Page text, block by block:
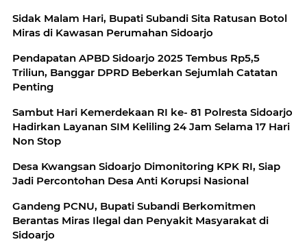
Sidak Malam Hari, Bupati Subandi Sita Ratusan Botol
Miras di Kawasan Perumahan Sidoarjo
Pendapatan APBD Sidoarjo 2025 Tembus Rp5,5
Triliun, Banggar DPRD Beberkan Sejumlah Catatan
Penting
Sambut Hari Kemerdekaan RI ke- 81 Polresta Sidoarjo
Hadirkan Layanan SIM Keliling 24 Jam Selama 17 Hari
Non Stop
Desa Kwangsan Sidoarjo Dimonitoring KPK RI, Siap
Jadi Percontohan Desa Anti Korupsi Nasional
Gandeng PCNU, Bupati Subandi Berkomitmen
Berantas Miras Ilegal dan Penyakit Masyarakat di
Sidoarjo